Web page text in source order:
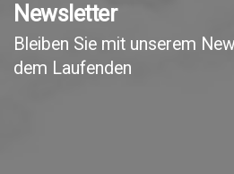
Newsletter
Bleiben Sie mit unserem
dem Laufenden